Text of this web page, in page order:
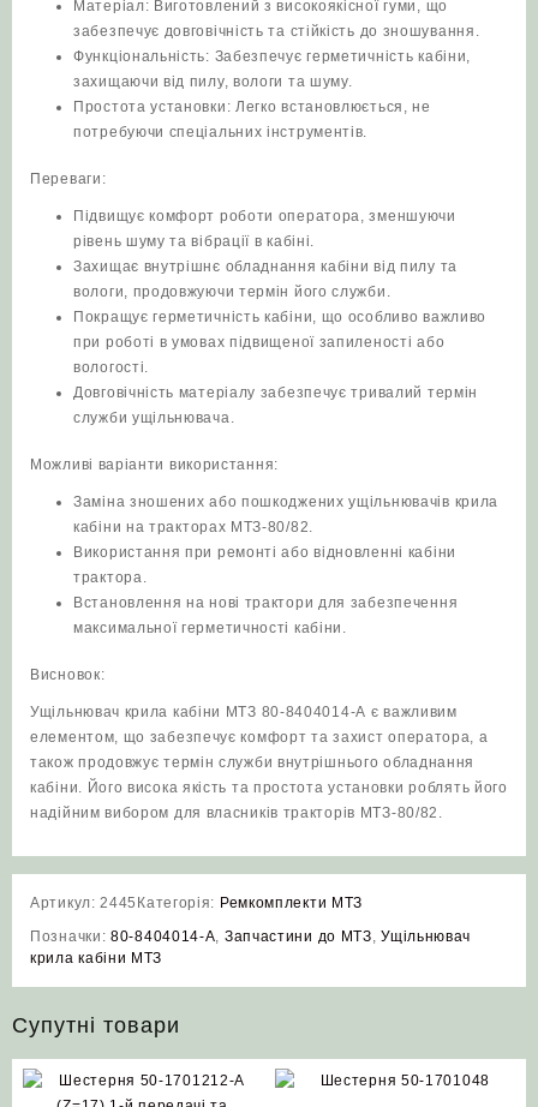
Матеріал: Виготовлений з високоякісної гуми, що
забезпечує довговічність та стійкість до зношування.
Функціональність: Забезпечує герметичність кабіни,
захищаючи від пилу, вологи та шуму.
Простота установки: Легко встановлюється, не
потребуючи спеціальних інструментів.
Переваги:
Підвищує комфорт роботи оператора, зменшуючи
рівень шуму та вібрації в кабіні.
Захищає внутрішнє обладнання кабіни від пилу та
вологи, продовжуючи термін його служби.
Покращує герметичність кабіни, що особливо важливо
при роботі в умовах підвищеної запиленості або
вологості.
Довговічність матеріалу забезпечує тривалий термін
служби ущільнювача.
Можливі варіанти використання:
Заміна зношених або пошкоджених ущільнювачів крила
кабіни на тракторах МТЗ-80/82.
Використання при ремонті або відновленні кабіни
трактора.
Встановлення на нові трактори для забезпечення
максимальної герметичності кабіни.
Висновок:
Ущільнювач крила кабіни МТЗ 80-8404014-А є важливим
елементом, що забезпечує комфорт та захист оператора, а
також продовжує термін служби внутрішнього обладнання
кабіни. Його висока якість та простота установки роблять його
надійним вибором для власників тракторів МТЗ-80/82.
Артикул:2445 Категорія: Ремкомплекти МТЗ
Позначки: 80-8404014-А, Запчастини до МТЗ,Ущільнювач
крила кабіни МТЗ
Супутні товари